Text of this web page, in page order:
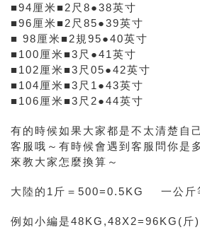
■94厘米■2尺8●38英寸
■96厘米■2尺85●39英寸
■ 98厘米■2規95●40英寸
■100厘米■3尺●41英寸
■102厘米■3尺05●42英寸
■104厘米■3尺1●43英寸
■106厘米■3尺2●44英寸
有的時候如果大家都是不太清楚自
客服哦～有時候會遇到客服問你是
來教大家怎麼換算～
大陸的1斤＝500=0.5KG 一公斤
例如小編是48KG,48X2=96KG(斤)